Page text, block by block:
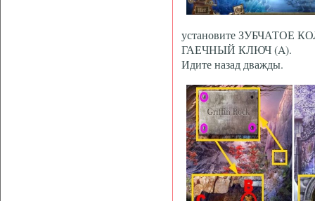
установите ЗУБЧАТОЕ
ГАЕЧНЫЙ КЛЮЧ (A).
Идите назад дважды.